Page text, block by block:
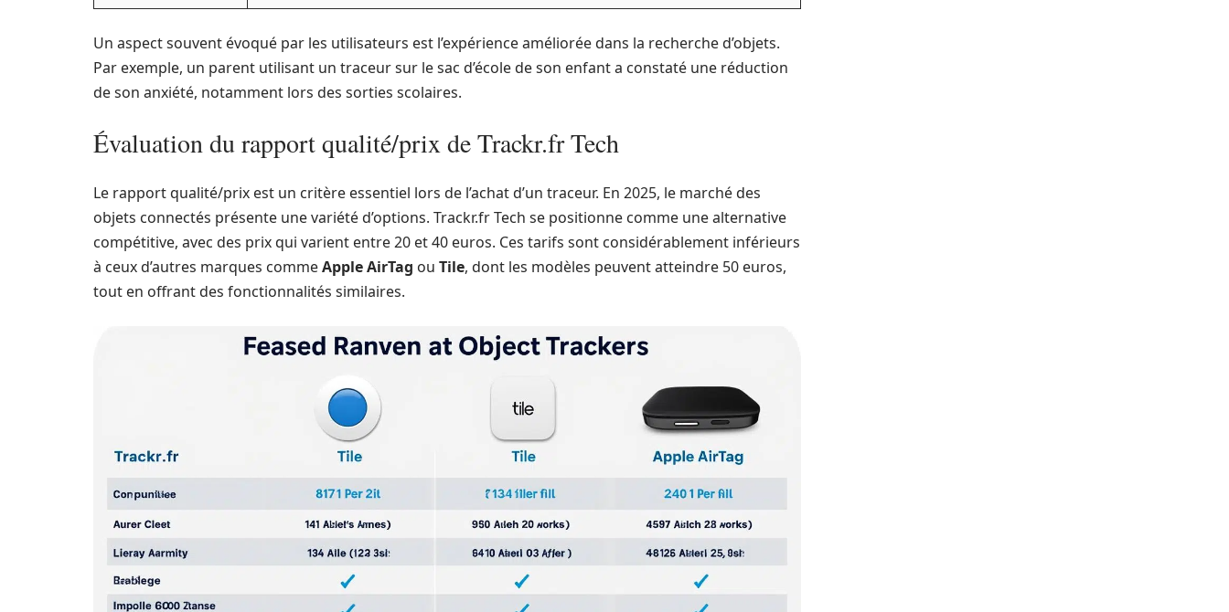
Un aspect souvent évoqué par les utilisateurs est l’expérience améliorée dans la recherche d’objets.
Par exemple, un parent utilisant un traceur sur le sac d’école de son enfant a constaté une réduction
de son anxiété, notamment lors des sorties scolaires.
Évaluation du rapport qualité/prix de Trackr.fr Tech
Le rapport qualité/prix est un critère essentiel lors de l’achat d’un traceur. En 2025, le marché des
objets connectés présente une variété d’options. Trackr.fr Tech se positionne comme une alternative
compétitive, avec des prix qui varient entre 20 et 40 euros. Ces tarifs sont considérablement inférieurs
à ceux d’autres marques commeApple AirTag ou Tile, dont les modèles peuvent atteindre 50 euros,
tout en offrant des fonctionnalités similaires.